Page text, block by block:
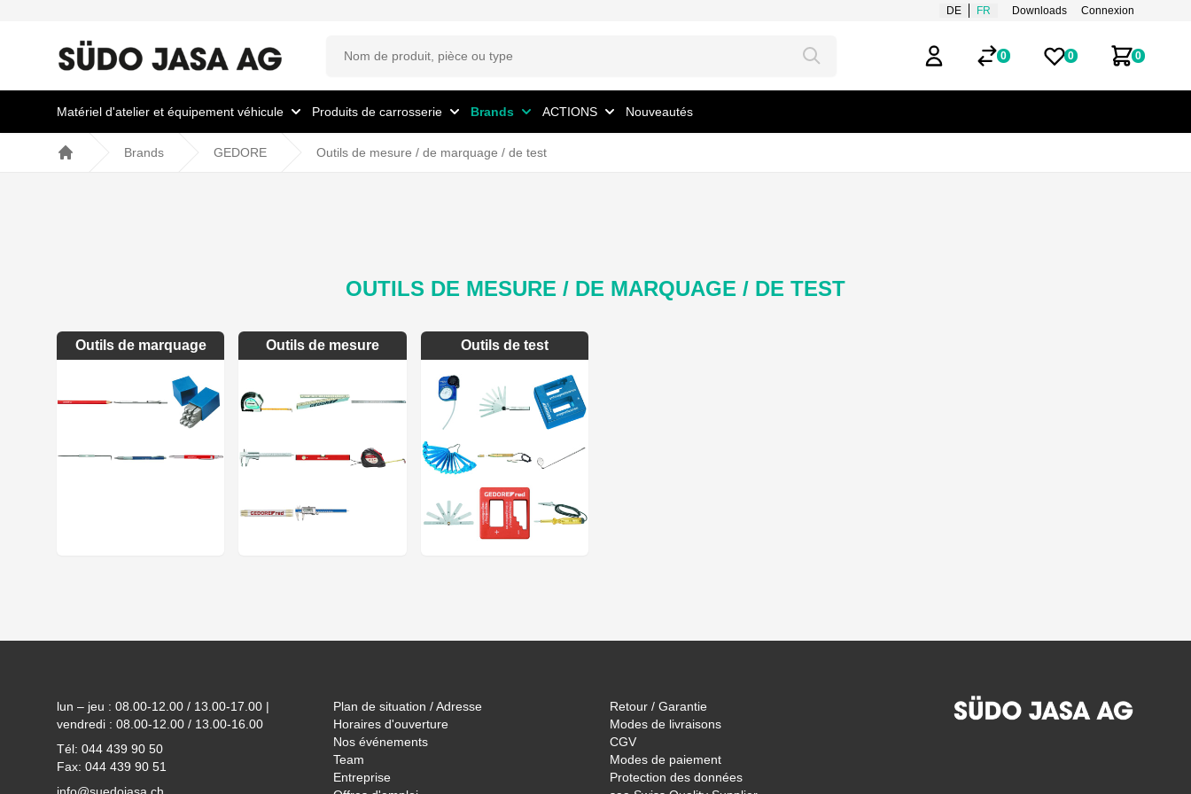
DE FR Downloads Connexion
Compte d'utilisateur
0 0
Listes de favoris
0
Mon
Matériel d'atelier et équipement véhicule Produits de carrosserie Brands ACTIONS Nouveautés
Brands GEDORE Outils de mesure / de marquage / de test
OUTILS DE MESURE / DE MARQUAGE / DE TEST
Outils de marquage Outils de mesure Outils de test
lun – jeu : 08.00-12.00 / 13.00-17.00 |
vendredi : 08.00-12.00 / 13.00-16.00
Tél: 044 439 90 50
Fax: 044 439 90 51
Plan de situation / Adresse
Horaires d'ouverture
Nos événements
Team
Entreprise
Retour / Garantie
Modes de livraisons
CGV
Modes de paiement
Protection des données